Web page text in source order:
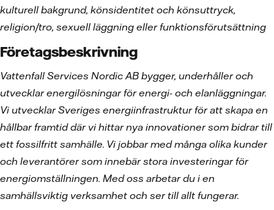
kulturell bakgrund, könsidentitet och könsuttryck,
religion/tro, sexuell läggning eller funktionsförutsättning
Företagsbeskrivning
Vattenfall Services Nordic AB bygger, underhåller och
utvecklar energilösningar för energi- och elanläggningar.
Vi utvecklar Sveriges energiinfrastruktur för att skapa en
hållbar framtid där vi hittar nya innovationer som bidrar till
ett fossilfritt samhälle. Vi jobbar med många olika kunder
och leverantörer som innebär stora investeringar för
energiomställningen. Med oss arbetar du i en
samhällsviktig verksamhet och ser till allt fungerar.